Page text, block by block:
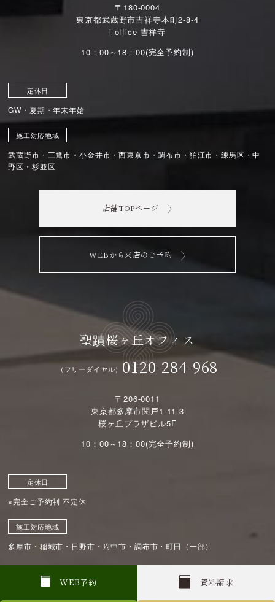
W EB予約 資料請求
〒180-0004
東京都武蔵野市吉祥寺本町2-8-4
i-office 吉祥寺
10：00～18：00(完全予約制)
定休日
GW・夏期・年末年始
施工対応地域
武蔵野市・三鷹市・小金井市・西東京市・調布市・狛江市・練馬区・中
野区・杉並区
店舗TOPページ
WEBから来店のご予約
聖蹟桜ヶ丘オフィス
（フリーダイヤル） 0120-284-968
〒206-0011
東京都多摩市関戸1-11-3
桜ヶ丘プラザビル5F
10：00～18：00(完全予約制)
定休日
※完全ご予約制 不定休
施工対応地域
多摩市・稲城市・日野市・府中市・調布市・町田（一部）